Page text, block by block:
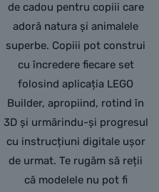
de cadou pentru copiii care
adoră natura și animalele
superbe. Copiii pot construi
cu încredere fiecare set
folosind aplicația LEGO
Builder, apropiind, rotind în
3D și urmărindu-și progresul
cu instrucțiuni digitale ușor
de urmat. Te rugăm să reții
că modelele nu pot fi